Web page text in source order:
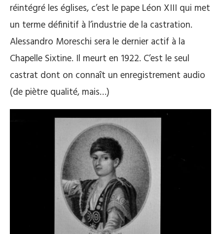
réintégré les églises, c’est le pape Léon XIII qui met
un terme définitif à l’industrie de la castration.
Alessandro Moreschi sera le dernier actif à la
Chapelle Sixtine. Il meurt en 1922. C’est le seul
castrat dont on connaît un enregistrement audio
(de piètre qualité, mais…)